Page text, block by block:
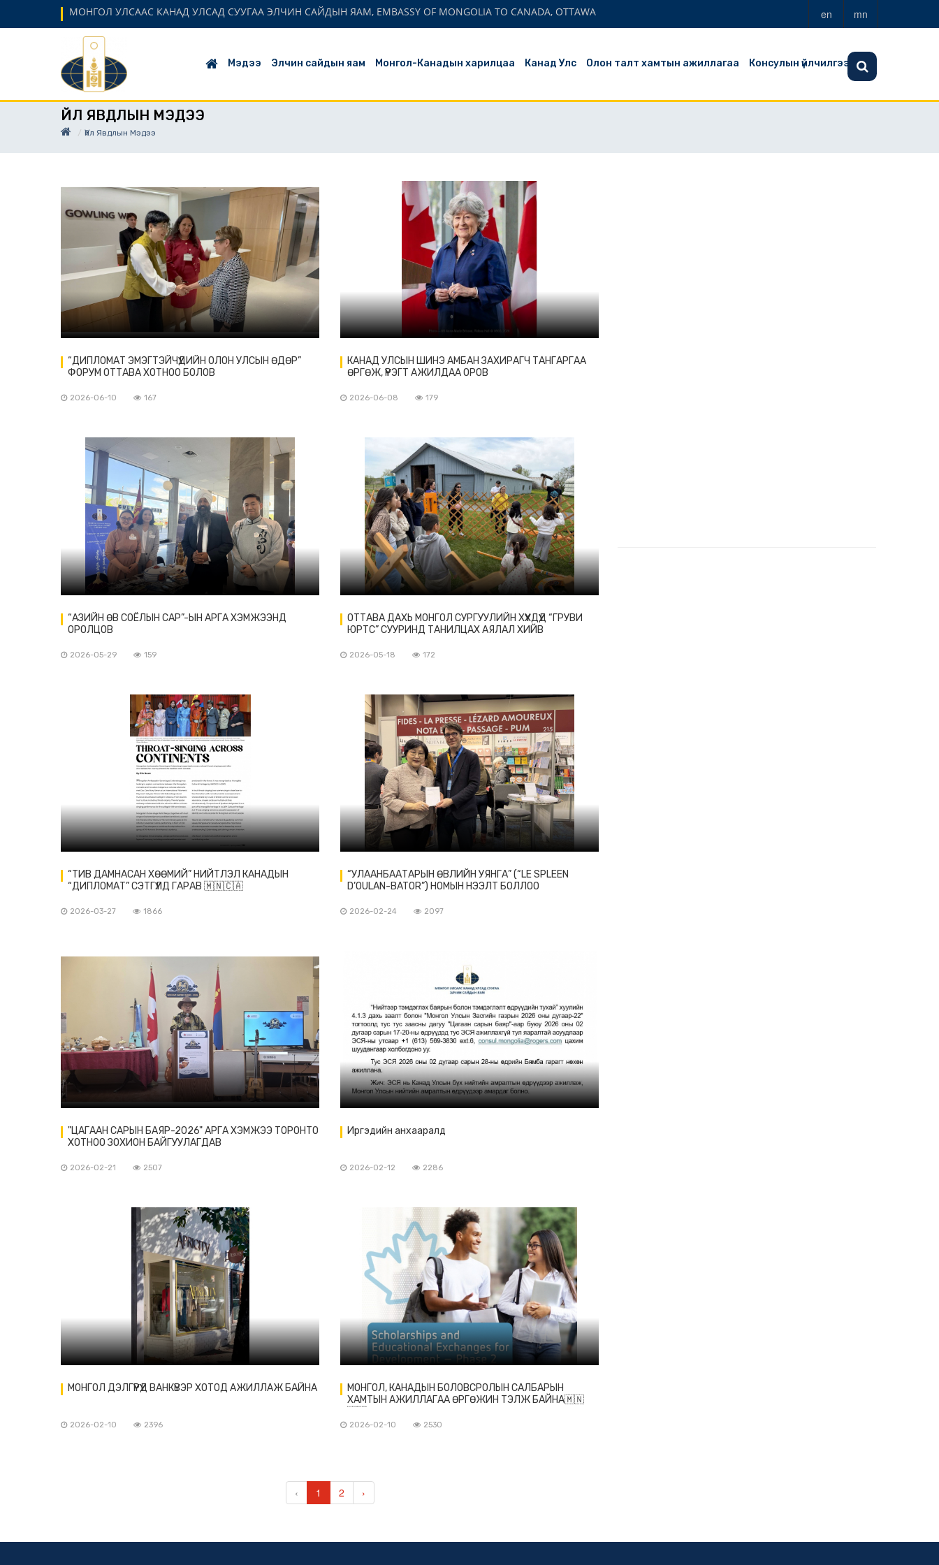
МОНГОЛ УЛСААС КАНАД УЛСАД СУУГАА ЭЛЧИН САЙДЫН ЯАМ, EMBASSY OF MONGOLIA TO CANADA, OTTAWA en mn
Мэдээ Элчин сайдын яам Монгол-Канадын харилцаа Канад Улс Олон талт хамтын ажиллагаа Консулын үйлчилгээ
ҮЙЛ ЯВДЛЫН МЭДЭЭ
Үйл Явдлын Мэдээ
“ДИПЛОМАТ ЭМЭГТЭЙЧҮҮДИЙН ОЛОН УЛСЫН ӨДӨР”
ФОРУМ ОТТАВА ХОТНОО БОЛОВ
2026-06-10 167
КАНАД УЛСЫН ШИНЭ АМБАН ЗАХИРАГЧ ТАНГАРГАА
ӨРГӨЖ, ҮҮРЭГТ АЖИЛДАА ОРОВ
2026-06-08 179
“АЗИЙН ӨВ СОЁЛЫН САР”-ЫН АРГА ХЭМЖЭЭНД
ОРОЛЦОВ
2026-05-29 159
ОТТАВА ДАХЬ МОНГОЛ СУРГУУЛИЙН ХҮҮХДҮҮД “ГРУВИ
ЮРТС” СУУРИНД ТАНИЛЦАХ АЯЛАЛ ХИЙВ
2026-05-18 172
“ТИВ ДАМНАСАН ХӨӨМИЙ” НИЙТЛЭЛ КАНАДЫН
“ДИПЛОМАТ” СЭТГҮҮЛД ГАРАВ 🇲🇳🇨🇦
2026-03-27 1866
“УЛААНБААТАРЫН ӨВЛИЙН УЯНГА” (“LE SPLEEN
D’OULAN-BATOR”) НОМЫН НЭЭЛТ БОЛЛОО
2026-02-24 2097
"ЦАГААН САРЫН БАЯР-2026" АРГА ХЭМЖЭЭ ТОРОНТО
ХОТНОО ЗОХИОН БАЙГУУЛАГДАВ
2026-02-21 2507
Иргэдийн анхааралд
2026-02-12 2286
МОНГОЛ ДЭЛГҮҮРҮҮД ВАНКҮВЭР ХОТОД АЖИЛЛАЖ БАЙНА
2026-02-10 2396
МОНГОЛ, КАНАДЫН БОЛОВСРОЛЫН САЛБАРЫН
ХАМТЫН АЖИЛЛАГАА ӨРГӨЖИН ТЭЛЖ БАЙНА🇲🇳
2026-02-10 2530
‹ 1 2 ›